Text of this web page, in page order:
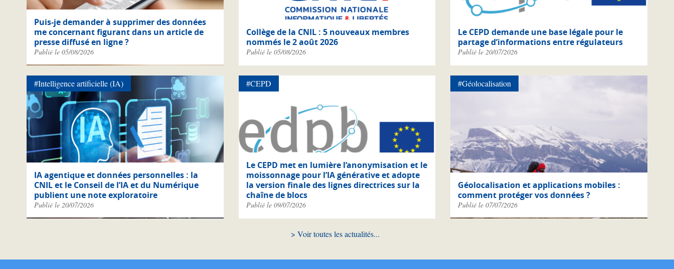
Puis-je demander à supprimer des données
me concernant figurant dans un article de
presse diffusé en ligne ?
Publié le 05/08/2026
Collège de la CNIL : 5 nouveaux membres
nommés le 2 août 2026
Publié le 05/08/2026
Le CEPD demande une base légale pour le
partage d’informations entre régulateurs
Publié le 20/07/2026
IA agentique et données personnelles : la
CNIL et le Conseil de l’IA et du Numérique
publient une note exploratoire
Publié le 20/07/2026
#Intelligence artificielle (IA)
Le CEPD met en lumière l’anonymisation et le
moissonnage pour l’IA générative et adopte
la version finale des lignes directrices sur la
chaîne de blocs
Publié le 09/07/2026
#CEPD
Géolocalisation et applications mobiles :
comment protéger vos données ?
Publié le 07/07/2026
#Géolocalisation
Voir toutes les actualités